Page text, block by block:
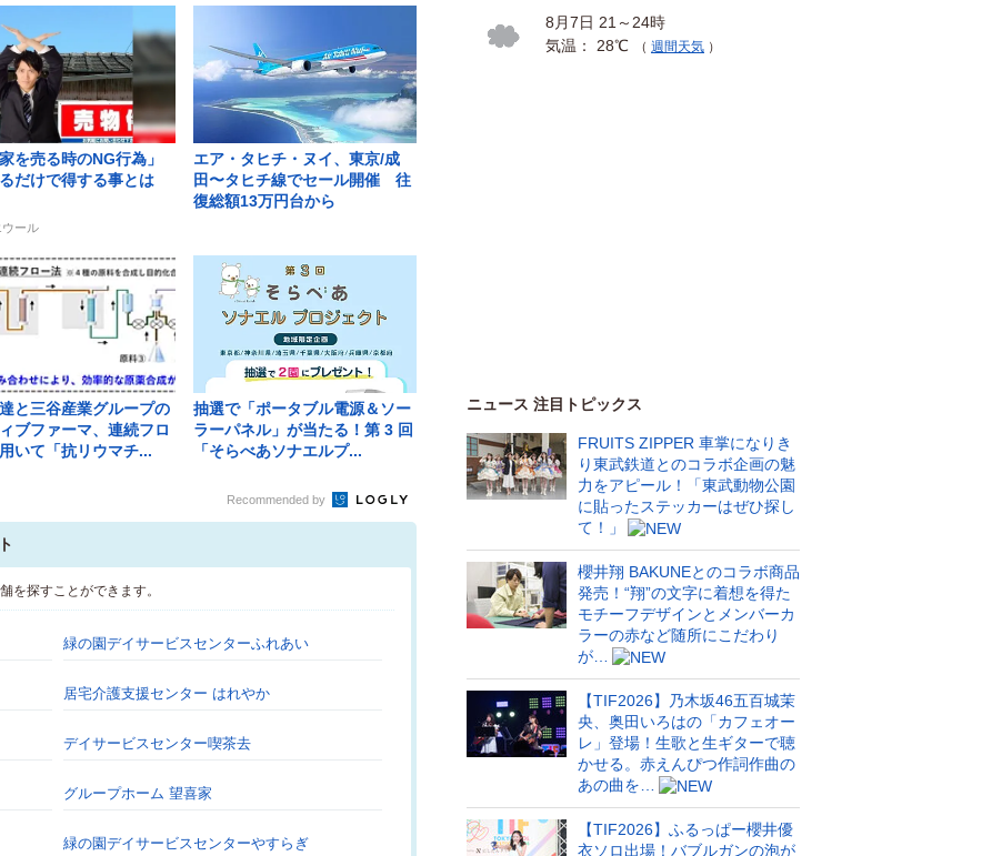
家を売る時のNG行為」
だけで得する事とは
ール
エア・タヒチ・ヌイ、東京/成
田〜タヒチ線でセール開催 往
復総額13万円台から
と三谷産業グループの
ブファーマ、連続フロ
いて「抗リウマチ...
抽選で「ポータブル電源＆ソー
ラーパネル」が当たる！第 3 回
「そらべあソナエルプ...
Recommended by
を探すことができます。
緑の園デイサービスセンターふれあい
居宅介護支援センター はれやか
デイサービスセンター喫茶去
グループホーム 望喜家
緑の園デイサービスセンターやすらぎ
8月7日 21～24時
気温： 28℃
（ 週間天気 ）
ニュース 注目トピックス
FRUITS ZIPPER 車掌になりき
り東武鉄道とのコラボ企画の魅
力をアピール！「東武動物公園
に貼ったステッカーはぜひ探し
て！」
櫻井翔 BAKUNEとのコラボ商品
発売！“翔”の文字に着想を得た
モチーフデザインとメンバーカ
ラーの赤など随所にこだわり
が…
【TIF2026】乃木坂46五百城茉
央、奥田いろはの「カフェオー
レ」登場！生歌と生ギターで聴
かせる。赤えんぴつ作詞作曲の
あの曲を…
【TIF2026】ふるっぱー櫻井優
衣ソロ出場！バブルガンの泡が